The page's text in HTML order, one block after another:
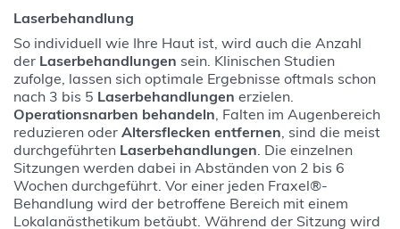
Laserbehandlung
So individuell wie Ihre Haut ist, wird auch die Anzahl
der Laserbehandlungen sein. Klinischen Studien
zufolge, lassen sich optimale Ergebnisse oftmals schon
nach 3 bis 5 Laserbehandlungen erzielen.
Operationsnarben behandeln, Falten im Augenbereich
reduzieren oder Altersflecken entfernen, sind die meist
durchgeführten Laserbehandlungen. Die einzelnen
Sitzungen werden dabei in Abständen von 2 bis 6
Wochen durchgeführt. Vor einer jeden Fraxel®-
Behandlung wird der betroffene Bereich mit einem
Lokalanästhetikum betäubt. Während der Sitzung wird